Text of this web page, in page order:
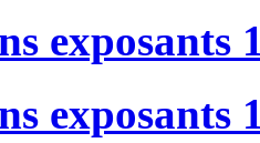
exposants
exposants